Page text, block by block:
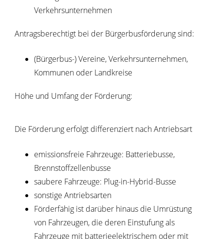
Verkehrsunternehmen
Antragsberechtigt bei der Bürgerbusförderung sind:
(Bürgerbus-) Vereine, Verkehrsunternehmen,
Kommunen oder Landkreise
Höhe und Umfang der Förderung:
Die Förderung erfolgt differenziert nach Antriebsart
emissionsfreie Fahrzeuge: Batteriebusse,
Brennstoffzellenbusse
saubere Fahrzeuge: Plug-in-Hybrid-Busse
sonstige Antriebsarten
Förderfähig ist darüber hinaus die Umrüstung
von Fahrzeugen, die deren Einstufung als
Fahrzeuge mit batterieelektrischem oder mit